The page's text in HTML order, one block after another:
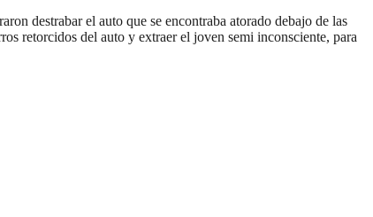
destrabar el auto que se encontraba atorado debajo de las
retorcidos del auto y extraer el joven semi inconsciente, para